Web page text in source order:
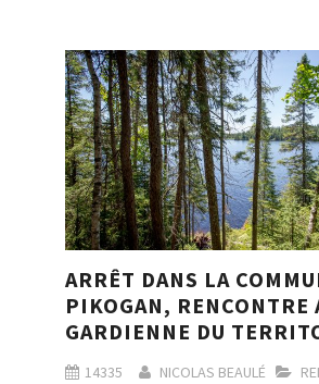
ARRÊT DANS LA
PIKOGAN, RENCONTRE
GARDIENNE DU
14335 NICOLAS BEAULÉ